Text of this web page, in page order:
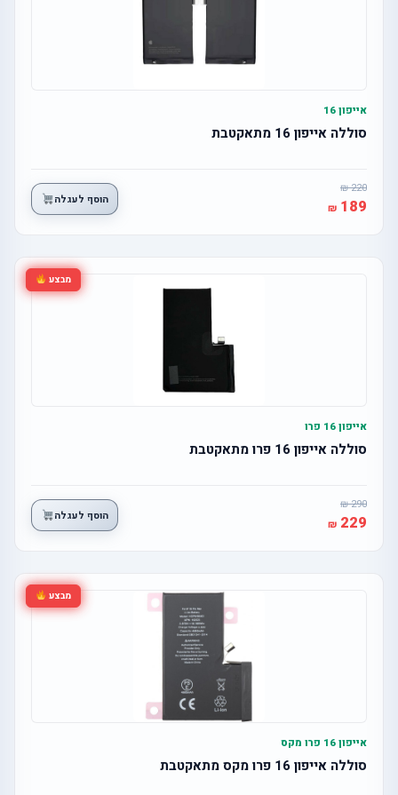
אייפון 16
סוללה אייפון 16 מתאקטבת
220
189 הוסף לעגלה
מבצע
אייפון 16 פרו
סוללה אייפון 16 פרו מתאקטבת
290
229 הוסף לעגלה
מבצע
אייפון 16 פרו מקס
סוללה אייפון 16 פרו מקס מתאקטבת